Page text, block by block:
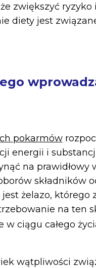
zwiększyć
diety jest
pokarmów
energii i
na prawidłowy
składników
żelazo,
na ten
w ciągu całego
wątpliwości